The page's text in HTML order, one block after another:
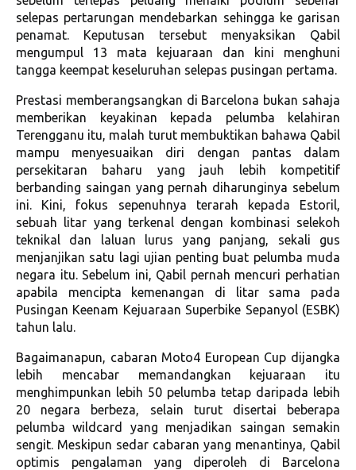
selepas pertarungan mendebarkan sehingga ke garisan
penamat. Keputusan tersebut menyaksikan Qabil
mengumpul 13 mata kejuaraan dan kini menghuni
tangga keempat keseluruhan selepas pusingan pertama.
Prestasi memberangsangkan di Barcelona bukan sahaja
memberikan keyakinan kepada pelumba kelahiran
Terengganu itu, malah turut membuktikan bahawa Qabil
mampu menyesuaikan diri dengan pantas dalam
persekitaran baharu yang jauh lebih kompetitif
berbanding saingan yang pernah diharunginya sebelum
ini. Kini, fokus sepenuhnya terarah kepada Estoril,
sebuah litar yang terkenal dengan kombinasi selekoh
teknikal dan laluan lurus yang panjang, sekali gus
menjanjikan satu lagi ujian penting buat pelumba muda
negara itu. Sebelum ini, Qabil pernah mencuri perhatian
apabila mencipta kemenangan di litar sama pada
Pusingan Keenam Kejuaraan Superbike Sepanyol (ESBK)
tahun lalu.
Bagaimanapun, cabaran Moto4 European Cup dijangka
lebih mencabar memandangkan kejuaraan itu
menghimpunkan lebih 50 pelumba tetap daripada lebih
20 negara berbeza, selain turut disertai beberapa
pelumba wildcard yang menjadikan saingan semakin
sengit. Meskipun sedar cabaran yang menantinya, Qabil
optimis pengalaman yang diperoleh di Barcelona